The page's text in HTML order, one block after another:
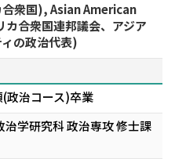
衆国), Asian American
合衆国連邦議会、アジア
の政治代表)
政治コース)卒業
学研究科 政治専攻 修士課